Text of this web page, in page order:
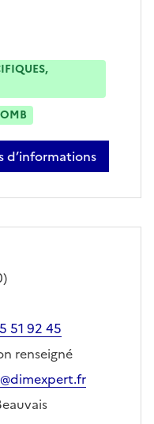
d’informations
delacourt
51 92 45
renseigné